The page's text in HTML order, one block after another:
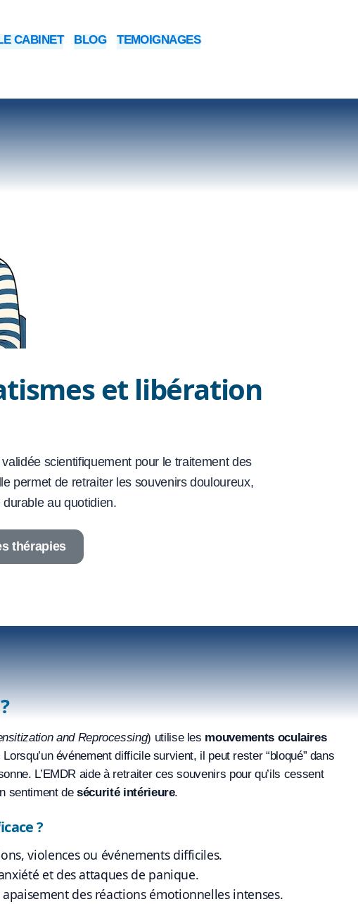
CABINET BLOG
TEMOIGNAGES
et libération
scientifiquement pour le traitement des
permet de retraiter les souvenirs douloureux,
au quotidien.
thérapies
and Reprocessing) utilise les mouvements oculaires
événement difficile survient, il peut rester “bloqué” dans
L’EMDR aide à retraiter ces souvenirs pour qu’ils cessent
sentiment desécurité intérieure.
?
violences ou événements difficiles.
et des attaques de panique.
apaisement des réactions émotionnelles intenses.